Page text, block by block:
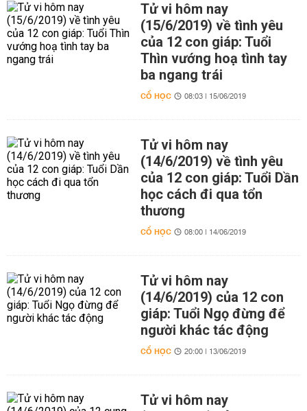
Tử vi hôm nay
(15/6/2019) về tình yêu
của 12 con giáp: Tuổi
Thìn vướng hoạ tình tay
ba ngang trái
CỔ HỌC 08:03 | 15/06/2019
Tử vi hôm nay
(14/6/2019) về tình yêu
của 12 con giáp: Tuổi Dần
học cách đi qua tổn
thương
CỔ HỌC 08:00 | 14/06/2019
Tử vi hôm nay
(14/6/2019) của 12 con
giáp: Tuổi Ngọ đừng để
người khác tác động
CỔ HỌC 20:00 | 13/06/2019
Tử vi hôm nay